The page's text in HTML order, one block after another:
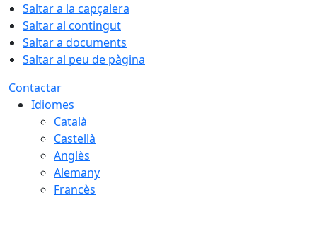
Saltar a la capçalera
Saltar al contingut
Saltar a documents
Saltar al peu de pàgina
Contactar
Idiomes
Català
Castellà
Anglès
Alemany
Francès